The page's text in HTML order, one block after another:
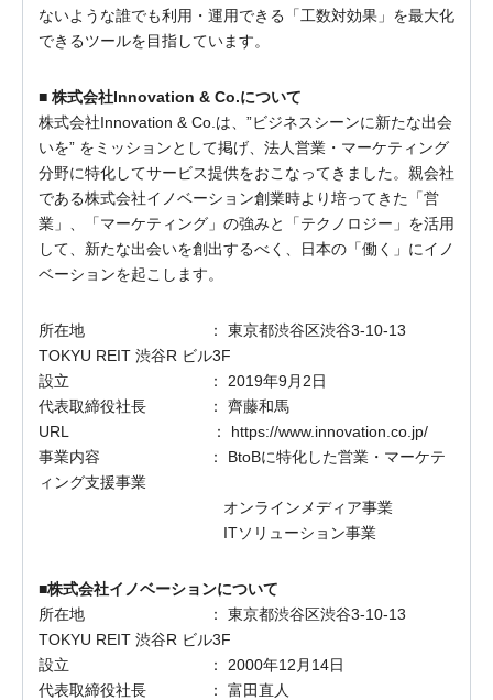
ないような誰でも利用・運用できる「工数対効果」を最大化
できるツールを目指しています。
■ 株式会社Innovation & Co.について
株式会社Innovation & Co.は、”ビジネスシーンに新たな出会
いを” をミッションとして掲げ、法人営業・マーケティング
分野に特化してサービス提供をおこなってきました。親会社
である株式会社イノベーション創業時より培ってきた「営
業」、「マーケティング」の強みと「テクノロジー」を活用
して、新たな出会いを創出するべく、日本の「働く」にイノ
ベーションを起こします。
所在地 ： 東京都渋谷区渋谷3-10-13
TOKYU REIT 渋谷R ビル3F
設立 ： 2019年9月2日
代表取締役社長 ： 齊藤和馬
URL ： https://www.innovation.co.jp/
事業内容 ： BtoBに特化した営業・マーケテ
ィング支援事業
オンラインメディア事業
ITソリューション事業
■株式会社イノベーションについて
所在地 ： 東京都渋谷区渋谷3-10-13
TOKYU REIT 渋谷R ビル3F
設立 ： 2000年12月14日
代表取締役社長 ： 富田直人